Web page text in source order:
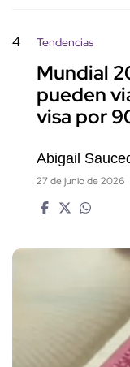
4 Tendencias
Mundial
pueden
visa por
Abigail
27 de junio de 2026